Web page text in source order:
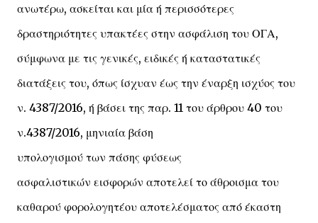
ανωτέρω, ασκείται και μία ή περισσότερες
δραστηριότητες υπακτέες στην ασφάλιση του ΟΓΑ,
σύμφωνα με τις γενικές, ειδικές ή καταστατικές
διατάξεις του, όπως ίσχυαν έως την έναρξη ισχύος του
ν. 4387/2016, ή βάσει της παρ. 11 του άρθρου 40 του
ν.4387/2016, μηνιαία βάση
υπολογισμού των πάσης φύσεως
ασφαλιστικών εισφορών αποτελεί το άθροισμα του
καθαρού φορολογητέου αποτελέσματος από έκαστη